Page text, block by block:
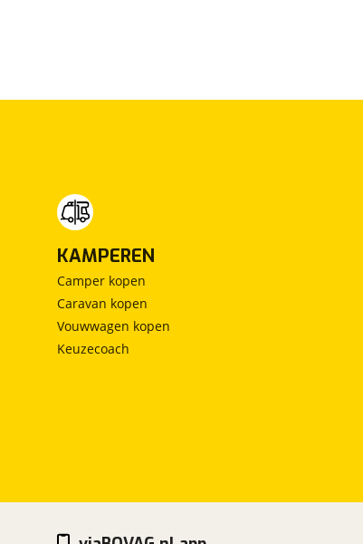
KAMPEREN
Camper kopen
Caravan kopen
Vouwwagen kopen
Keuzecoach